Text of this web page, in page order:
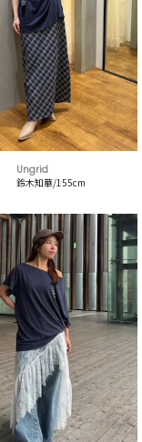
Ungrid
鈴木知華/155cm